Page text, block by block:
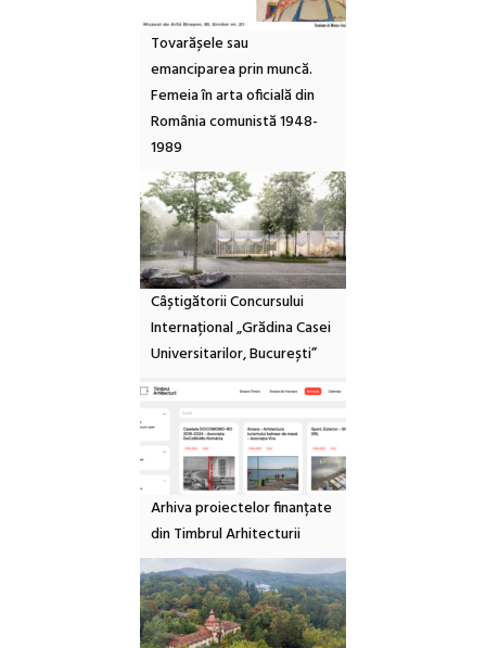
Tovarășele sau
emanciparea prin muncă.
Femeia în arta oficială din
România comunistă 1948-
1989
Câștigătorii Concursului
Internațional „Grădina Casei
Universitarilor, București”
Arhiva proiectelor finanțate
din Timbrul Arhitecturii